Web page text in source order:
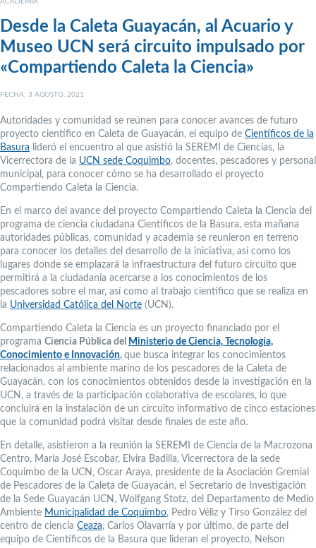
ACADEMIA
Desde la Caleta Guayacán, al Acuario y
Museo UCN será circuito impulsado por
«Compartiendo Caleta la Ciencia»
FECHA: 3 AGOSTO, 2021
Autoridades y comunidad se reúnen para conocer avances de futuro
proyecto científico en Caleta de Guayacán, el equipo de Científicos de la
Basura lideró el encuentro al que asistió la SEREMI de Ciencias, la
Vicerrectora de la UCN sede Coquimbo, docentes, pescadores y personal
municipal, para conocer cómo se ha desarrollado el proyecto
Compartiendo Caleta la Ciencia.
En el marco del avance del proyecto Compartiendo Caleta la Ciencia del
programa de ciencia ciudadana Científicos de la Basura, esta mañana
autoridades públicas, comunidad y academia se reunieron en terreno
para conocer los detalles del desarrollo de la iniciativa, así como los
lugares donde se emplazará la infraestructura del futuro circuito que
permitirá a la ciudadanía acercarse a los conocimientos de los
pescadores sobre el mar, así como al trabajo científico que se realiza en
la Universidad Católica del Norte (UCN).
Compartiendo Caleta la Ciencia es un proyecto financiado por el
programa Ciencia Pública del Ministerio de Ciencia, Tecnología,
Conocimiento e Innovación, que busca integrar los conocimientos
relacionados al ambiente marino de los pescadores de la Caleta de
Guayacán, con los conocimientos obtenidos desde la investigación en la
UCN, a través de la participación colaborativa de escolares, lo que
concluirá en la instalación de un circuito informativo de cinco estaciones
que la comunidad podrá visitar desde finales de este año.
En detalle, asistieron a la reunión la SEREMI de Ciencia de la Macrozona
Centro, María José Escobar, Elvira Badilla, Vicerrectora de la sede
Coquimbo de la UCN, Oscar Araya, presidente de la Asociación Gremial
de Pescadores de la Caleta de Guayacán, el Secretario de Investigación
de la Sede Guayacán UCN, Wolfgang Stotz, del Departamento de Medio
Ambiente Municipalidad de Coquimbo, Pedro Véliz y Tirso González del
centro de ciencia Ceaza, Carlos Olavarría y por último, de parte del
equipo de Científicos de la Basura que lideran el proyecto, Nelson